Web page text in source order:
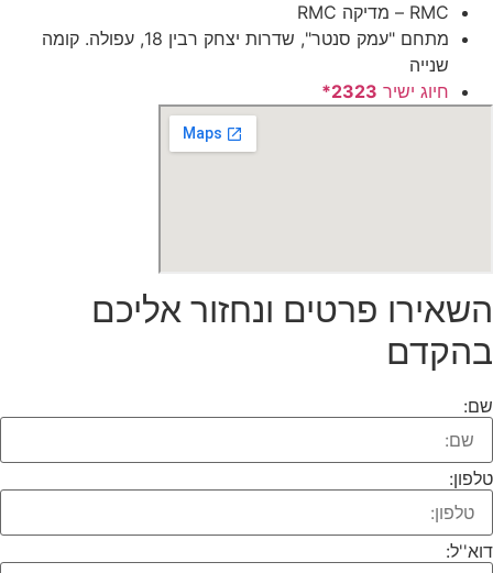
RMC – מדיקה RMC
מתחם "עמק סנטר", שדרות יצחק רבין 18, עפולה. קומה
שנייה
חיוג ישיר 2323*
פרטים ונחזור אליכם